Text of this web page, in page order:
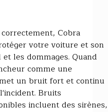
Cobra
votre voiture et son
les dommages. Quand
comme une
un bruit fort et continu
Bruits
incluent des sirènes,